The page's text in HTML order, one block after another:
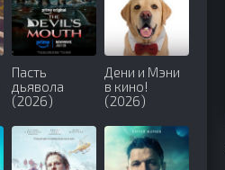
Пасть
дьявола
(2026)
Дени и Мэни
в кино!
(2026)